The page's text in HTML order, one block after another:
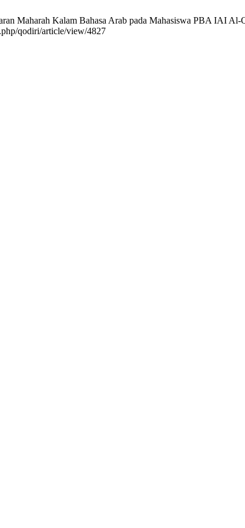
Maharah Kalam Bahasa Arab pada Mahasiswa PBA IAI
qodiri/article/view/4827